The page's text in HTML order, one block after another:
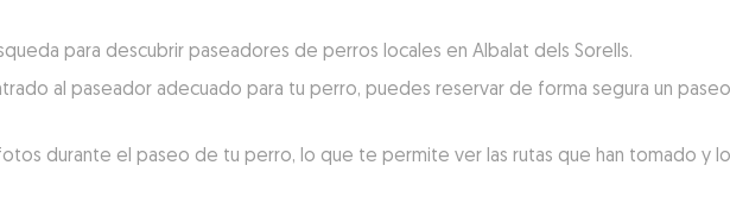
para descubrir paseadores de perros locales en Albalat dels Sorells.
al paseador adecuado para tu perro, puedes reservar de forma segura un
durante el paseo de tu perro, lo que te permite ver las rutas que han tomado y